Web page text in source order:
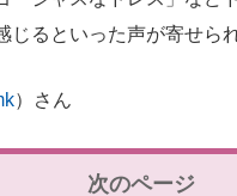
るといった声が寄せら
）さん